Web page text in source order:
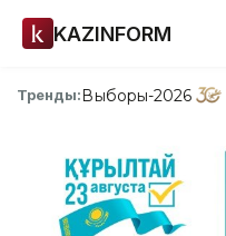
KAZINFORM
Тренды:Выборы-2026